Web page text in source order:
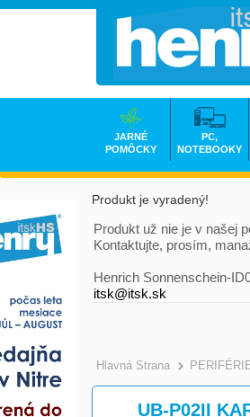
Produkt je vyradený!
Produkt už nie je v našej
Kontaktujte, prosím,
Henrich Sonnenschein-
itsk@itsk.sk
Hlavná Strana
UB-P02II
JARNÉ
POMÔCKY
PC,
NOTEBOOKY